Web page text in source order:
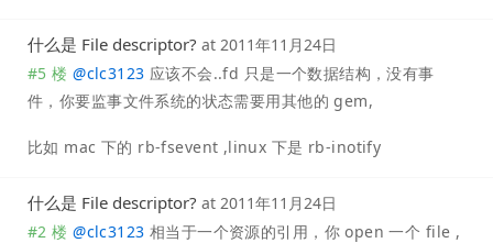
什么是 File descriptor? at 2011年11月24日
#5 楼 @clc3123 应该不会..fd 只是一个数据结构，没有事
件，你要监事文件系统的状态需要用其他的 gem,
比如 mac 下的 rb-fsevent ,linux 下是 rb-inotify
什么是 File descriptor? at 2011年11月24日
#2 楼 @clc3123 相当于一个资源的引用，你 open 一个 file ,